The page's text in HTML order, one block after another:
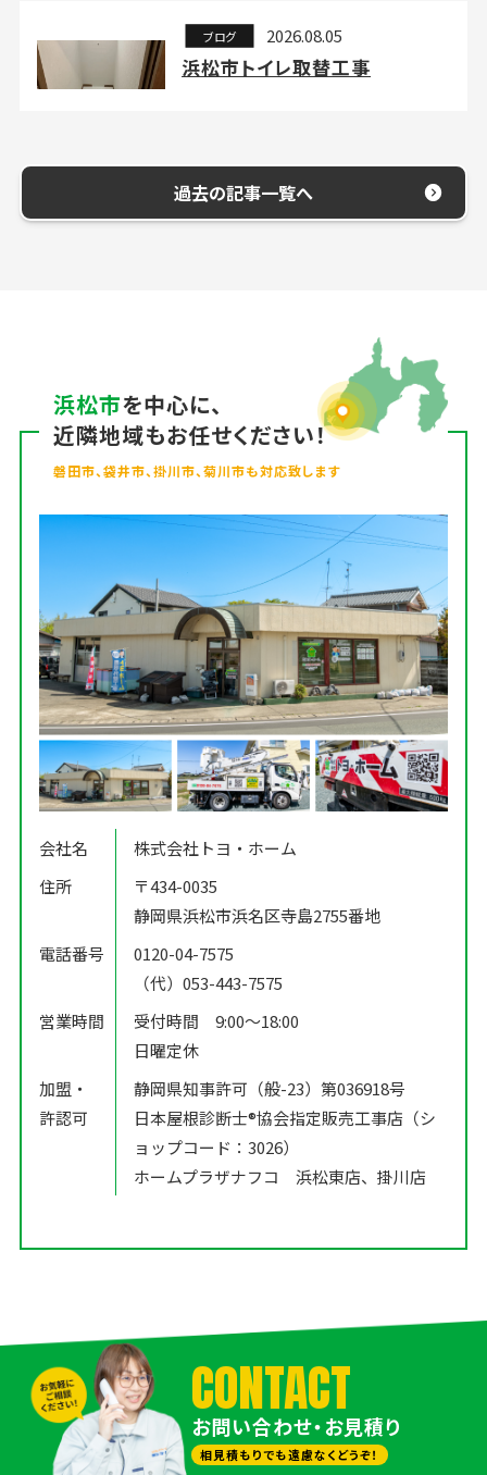
ブログ 2026.08.05
浜松市トイレ取替工事
過去の記事一覧へ
浜松市を中心に、
近隣地域もお任せください！
磐田市、袋井市、掛川市、菊川市も対応致します
会社名
株式会社トヨ・ホーム
住所
〒434-0035
静岡県浜松市浜名区寺島2755番地
電話番号
0120-04-7575
（代）053-443-7575
営業時間
受付時間 9:00〜18:00
日曜定休
加盟・
許認可
静岡県知事許可（般-23）第036918号
日本屋根診断士®️協会指定販売工事店（シ
ョップコード：3026）
ホームプラザナフコ 浜松東店、掛川店
CONTACT
お問い合わせ・お見積り
相見積もりでも遠慮なくどうぞ！